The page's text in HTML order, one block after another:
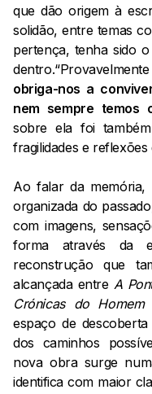
que dão origem à
solidão, entre temas
pertença, tenha sido
obriga-nos a
nem sempre temos
sobre ela foi
fragilidades e
Ao falar da memória,
organizada do
com imagens,
forma através da
reconstrução que
alcançada entre A
Crónicas do Homem
espaço de
dos caminhos
nova obra surge
identifica com maior